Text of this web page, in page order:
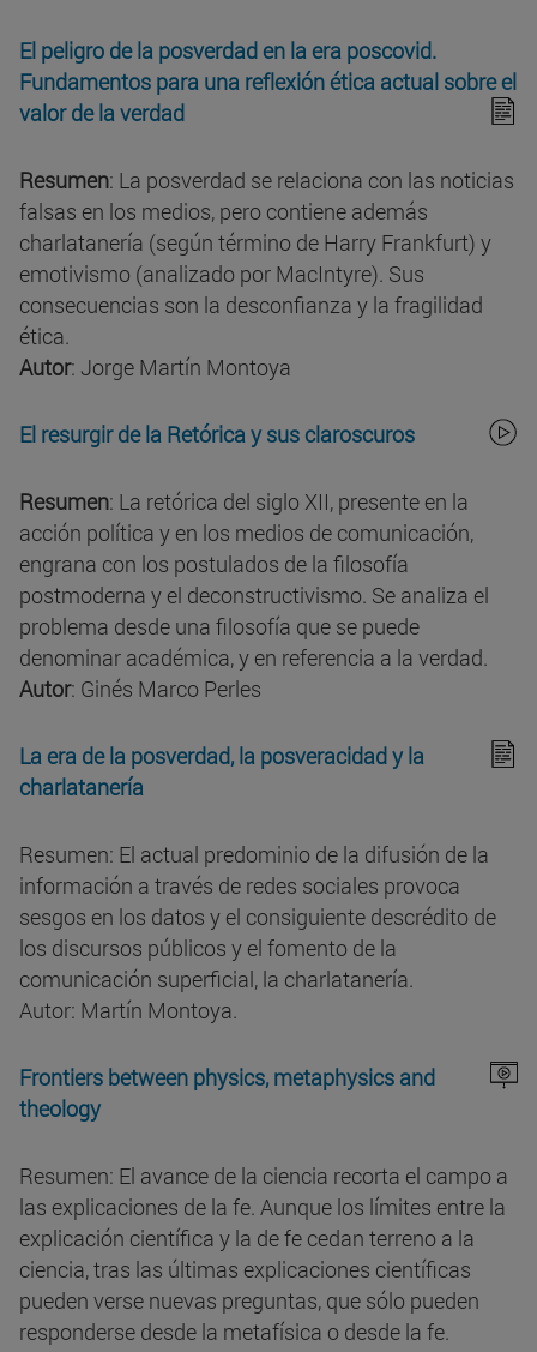
El peligro de la posverdad en la era poscovid.
Fundamentos para una reflexión ética actual sobre el
valor de la verdad
Resumen: La posverdad se relaciona con las noticias
falsas en los medios, pero contiene además
charlatanería (según término de Harry Frankfurt) y
emotivismo (analizado por MacIntyre). Sus
consecuencias son la desconfianza y la fragilidad
ética.
Autor: Jorge Martín Montoya
El resurgir de la Retórica y sus claroscuros
Resumen: La retórica del siglo XII, presente en la
acción política y en los medios de comunicación,
engrana con los postulados de la filosofía
postmoderna y el deconstructivismo. Se analiza el
problema desde una filosofía que se puede
denominar académica, y en referencia a la verdad.
Autor: Ginés Marco Perles
La era de la posverdad, la posveracidad y la
charlatanería
Resumen: El actual predominio de la difusión de la
información a través de redes sociales provoca
sesgos en los datos y el consiguiente descrédito de
los discursos públicos y el fomento de la
comunicación superficial, la charlatanería.
Autor: Martín Montoya.
Frontiers between physics, metaphysics and
theology
Resumen: El avance de la ciencia recorta el campo a
las explicaciones de la fe. Aunque los límites entre la
explicación científica y la de fe cedan terreno a la
ciencia, tras las últimas explicaciones científicas
pueden verse nuevas preguntas, que sólo pueden
responderse desde la metafísica o desde la fe.